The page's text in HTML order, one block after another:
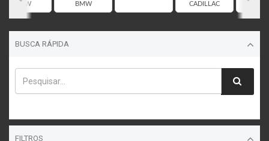
BMW BMW
CADILLAC
BUSCA RÁPIDA
FILTROS